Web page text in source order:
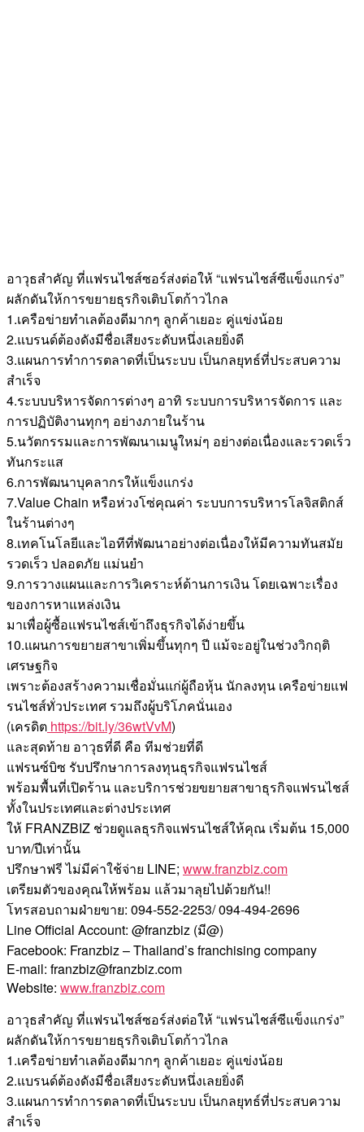
อาวุธสำคัญ ที่แฟรนไชส์ซอร์ส่งต่อให้ “แฟรนไชส์ซีแข็งแกร่ง”
ผลักดันให้การขยายธุรกิจเติบโตก้าวไกล
1.เครือข่ายทำเลต้องดีมากๆ ลูกค้าเยอะ คู่แข่งน้อย
2.แบรนด์ต้องดังมีชื่อเสียงระดับหนึ่งเลยยิ่งดี
3.แผนการทำการตลาดที่เป็นระบบ เป็นกลยุทธ์ที่ประสบความ
สำเร็จ
4.ระบบบริหารจัดการต่างๆ อาทิ ระบบการบริหารจัดการ และ
การปฏิบัติงานทุกๆ อย่างภายในร้าน
5.นวัตกรรมและการพัฒนาเมนูใหม่ๆ อย่างต่อเนื่องและรวดเร็ว
ทันกระแส
6.การพัฒนาบุคลากรให้แข็งแกร่ง
7.Value Chain หรือห่วงโซ่คุณค่า ระบบการบริหารโลจิสติกส์
ในร้านต่างๆ
8.เทคโนโลยีและไอทีที่พัฒนาอย่างต่อเนื่องให้มีความทันสมัย
รวดเร็ว ปลอดภัย แม่นยำ
9.การวางแผนและการวิเคราะห์ด้านการเงิน โดยเฉพาะเรื่อง
ของการหาแหล่งเงิน
มาเพื่อผู้ซื้อแฟรนไชส์เข้าถึงธุรกิจได้ง่ายขึ้น
10.แผนการขยายสาขาเพิ่มขึ้นทุกๆ ปี แม้จะอยู่ในช่วงวิกฤติ
เศรษฐกิจ
เพราะต้องสร้างความเชื่อมั่นแก่ผู้ถือหุ้น นักลงทุน เครือข่ายแฟ
รนไชส์ทั่วประเทศ รวมถึงผู้บริโภคนั่นเอง
(เครดิต https://bit.ly/36wtVvM)
และสุดท้าย อาวุธที่ดี คือ ทีมช่วยที่ดี
แฟรนซ์บิซ รับปรึกษาการลงทุนธุรกิจแฟรนไชส์
พร้อมพื้นที่เปิดร้าน และบริการช่วยขยายสาขาธุรกิจแฟรนไชส์
ทั้งในประเทศและต่างประเทศ
ให้ FRANZBIZ ช่วยดูแลธุรกิจแฟรนไชส์ให้คุณ เริ่มต้น 15,000
บาท/ปีเท่านั้น
ปรึกษาฟรี ไม่มีค่าใช้จ่าย LINE; www.franzbiz.com
เตรียมตัวของคุณให้พร้อม แล้วมาลุยไปด้วยกัน!!
โทรสอบถามฝ่ายขาย: 094-552-2253/ 094-494-2696
Line Official Account: @franzbiz (มี@)
Facebook: Franzbiz – Thailand’s franchising company
E-mail: franzbiz@franzbiz.com
Website: www.franzbiz.com
อาวุธสำคัญ ที่แฟรนไชส์ซอร์ส่งต่อให้ “แฟรนไชส์ซีแข็งแกร่ง”
ผลักดันให้การขยายธุรกิจเติบโตก้าวไกล
1.เครือข่ายทำเลต้องดีมากๆ ลูกค้าเยอะ คู่แข่งน้อย
2.แบรนด์ต้องดังมีชื่อเสียงระดับหนึ่งเลยยิ่งดี
3.แผนการทำการตลาดที่เป็นระบบ เป็นกลยุทธ์ที่ประสบความ
สำเร็จ